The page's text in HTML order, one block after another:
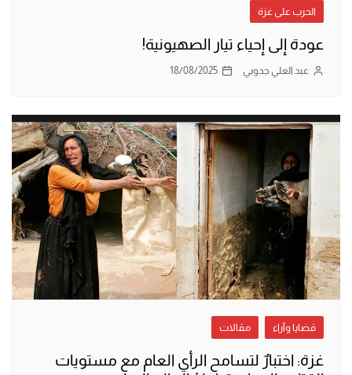
الحرب على غزة
عودة إلى إحياء تيار الصهيونية!
عبد العلي جدوبي 18/08/2025
قضايا وآراء مقالات
غزة: اختبارٌ لتسامح الرأي العام مع مستويات